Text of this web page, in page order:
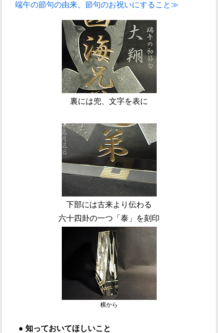
端午の節句の由来、節句のお祝いにすること≫
裏には兜、文字を表に
下部には古来より伝わる
六十四卦の一つ「泰」を刻印
横から
● 知っておいてほしいこと